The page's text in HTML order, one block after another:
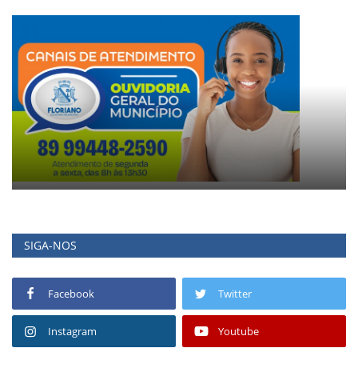
SIGA-NOS
Facebook Twitter
Instagram Youtube